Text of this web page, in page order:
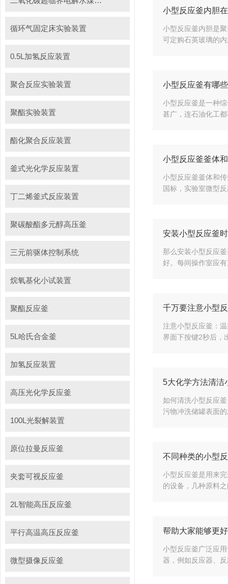
循环气固定床实验装置
0.5L加氢反应装置
聚合反应实验装置
聚酯实验装置
酯化聚合反应装置
釜式光化学反应装置
丁二烯釜式反应装置
聚碳酸酯多元醇高压釜
三元前驱体控制系统
烷氧基化小试装置
聚酯反应釜
5L哈氏合金釜
加氢反应装置
高压光化学反应釜
100L光裂解装置
原位拉曼反应釜
夹套可视反应釜
2L智能高压反应釜
平行高温高压反应釜
微型摄像反应釜
小型反应釜内胆
小型反应釜内胆是
可定购石英玻璃的
小型反应釜有哪
小型反应釜是一种
甚广，连石油化工
小型反应釜釜体
小型反应釜釜体和
国标，实验室微型
安装小型反应釜
那么安装小型反应
好。每间操作室应
千万要注意小型
注意小型反应釜：
界面下按键2秒后，
5大化学方法清洁
如何清洗小型反应
污物冲洗储罐表面
不同种类的小型
小型反应釜是用来
的设备，几种原料
帮助大家能够更
小型反应釜广泛应
器，例如反应器、